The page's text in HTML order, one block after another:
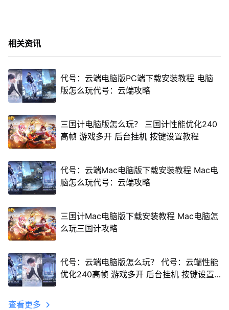
相关资讯
代号：云端电脑版PC端下载安装教程 电脑
版怎么玩代号：云端攻略
三国计电脑版怎么玩？ 三国计性能优化240
高帧 游戏多开 后台挂机 按键设置教程
代号：云端Mac电脑版下载安装教程 Mac电
脑怎么玩代号：云端攻略
三国计Mac电脑版下载安装教程 Mac电脑怎
么玩三国计攻略
代号：云端电脑版怎么玩？ 代号：云端性能
优化240高帧 游戏多开 后台挂机 按键设置
查看更多